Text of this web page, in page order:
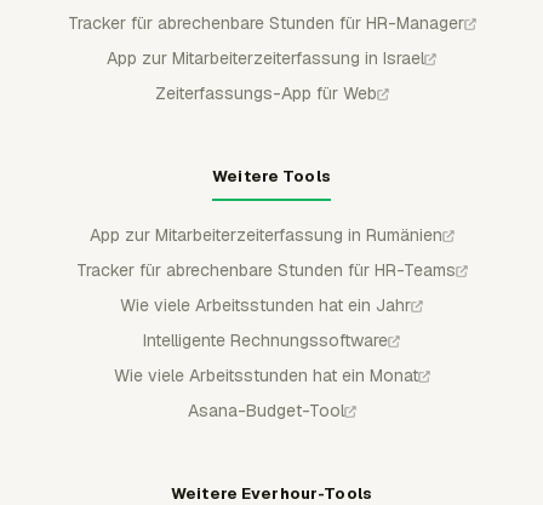
Tracker für abrechenbare Stunden für HR-Manager
App zur Mitarbeiterzeiterfassung in Israel
Zeiterfassungs-App für Web
Weitere Tools
App zur Mitarbeiterzeiterfassung in Rumänien
Tracker für abrechenbare Stunden für HR-Teams
Wie viele Arbeitsstunden hat ein Jahr
Intelligente Rechnungssoftware
Wie viele Arbeitsstunden hat ein Monat
Asana-Budget-Tool
Weitere Everhour-Tools